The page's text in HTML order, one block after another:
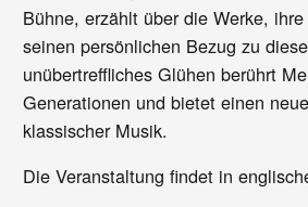
Bühne, erzählt über die Werke,
seinen persönlichen Bezug zu
unübertreffliches Glühen berührt
Generationen und bietet einen
klassischer Musik.
Die Veranstaltung findet in